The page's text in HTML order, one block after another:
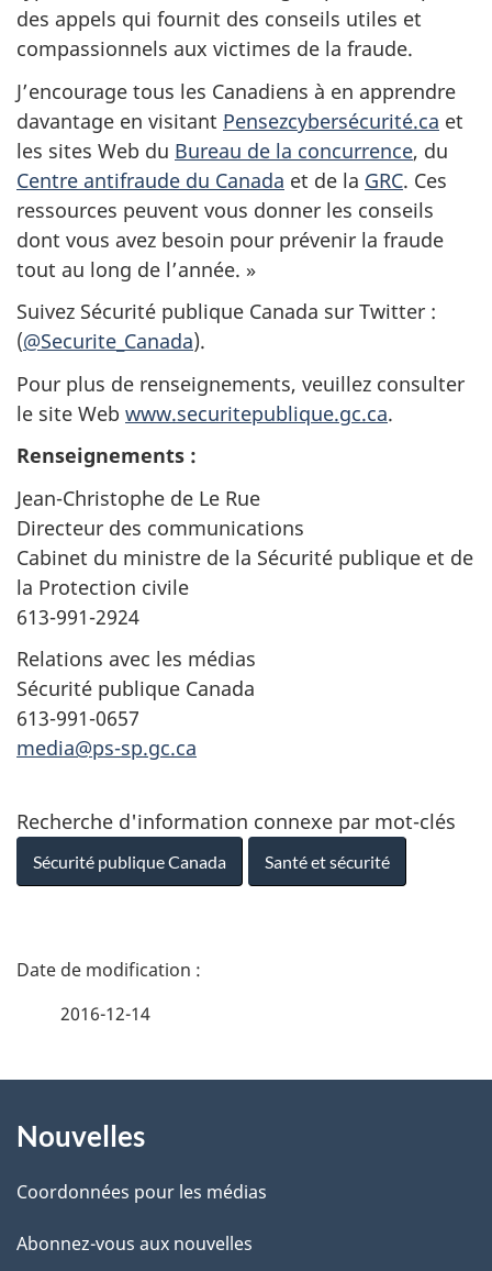
des appels qui fournit des conseils utiles et
compassionnels aux victimes de la fraude.
J’encourage tous les Canadiens à en apprendre
davantage en visitant Pensezcybersécurité.ca et
les sites Web du Bureau de la concurrence, du
Centre antifraude du Canada et de la GRC. Ces
ressources peuvent vous donner les conseils
dont vous avez besoin pour prévenir la fraude
tout au long de l’année. »
Suivez Sécurité publique Canada sur Twitter :
(@Securite_Canada).
Pour plus de renseignements, veuillez consulter
le site Web www.securitepublique.gc.ca.
Renseignements :
Jean-Christophe de Le Rue
Directeur des communications
Cabinet du ministre de la Sécurité publique et de
la Protection civile
613-991-2924
Relations avec les médias
Sécurité publique Canada
613-991-0657
media@ps-sp.gc.ca
Recherche d'information connexe par mot-clés
Sécurité publique Canada Santé et sécurité
D
i
l
s
2016-12-14
propos
de
ce
Nouvelles
Coordonnées pour les médias
Abonnez-vous aux nouvelles